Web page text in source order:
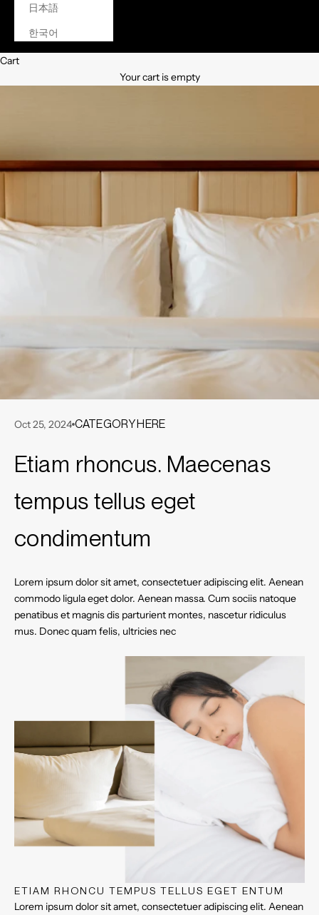
日本語
한국어
Cart
Your cart is empty
Oct 25, 2024 CATEGORY HERE
Etiam rhoncus. Maecenas
tempus tellus eget
condimentum
Lorem ipsum dolor sit amet, consectetuer adipiscing elit. Aenean
commodo ligula eget dolor. Aenean massa. Cum sociis natoque
penatibus et magnis dis parturient montes, nascetur ridiculus
mus. Donec quam felis, ultricies nec
ETIAM RHONCU TEMPUS TELLUS EGET ENTUM
Lorem ipsum dolor sit amet, consectetuer adipiscing elit. Aenean